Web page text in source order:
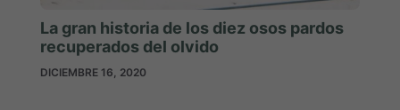
La gran historia de los diez osos pardos
recuperados del olvido
DICIEMBRE 16, 2020